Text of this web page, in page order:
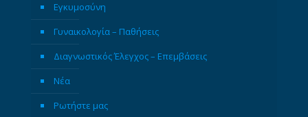
Εγκυμοσύνη
Γυναικολογία – Παθήσεις
Διαγνωστικός Έλεγχος – Επεμβάσεις
Νέα
Ρωτήστε μας